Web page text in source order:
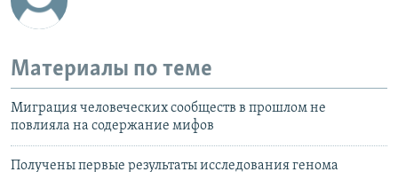
Материалы по теме
Миграция человеческих сообществ в прошлом не
повлияла на содержание мифов
Получены первые результаты исследования генома